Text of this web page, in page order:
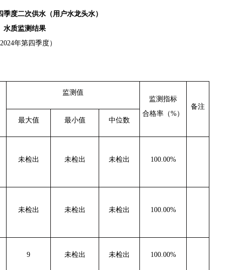
季度二次供水（用户水龙头水）
水质监测结果
2024年第四季度）
监测值
监测指标
合格率（%）
备注
最大值
最小值 中位数
未检出 未检出 未检出 100.00%
未检出 未检出 未检出 100.00%
9 未检出 未检出 100.00%